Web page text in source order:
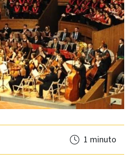
1 minuto